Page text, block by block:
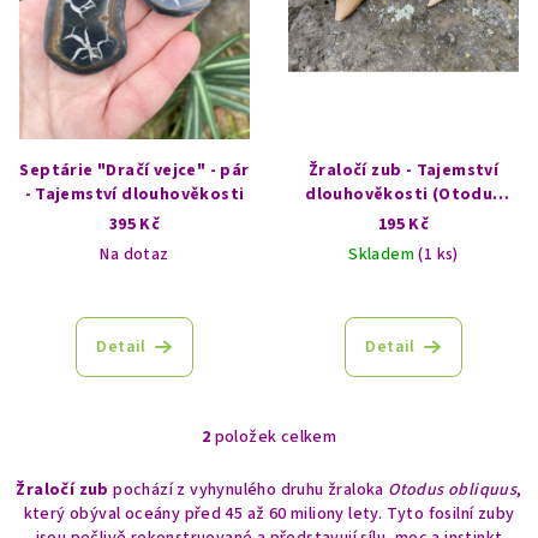
d
u
kSeptárie "Dračí vejce" - pár
- Tajemství dlouhověkosti
395 Kč
Na dotaz
Detail
Žraločí zub - Tajemství
dlouhověkosti (Otodus
obliquus, rekonstruovaný)
195 Kč
Skladem(1 ks)
Detail
O
l
á
2 položek celkem
Žraločí zub pochází z vyhynulého druhu žraloka Otodus obliquus,
který obýval oceány před 45 až 60 miliony lety. Tyto fosilní zuby